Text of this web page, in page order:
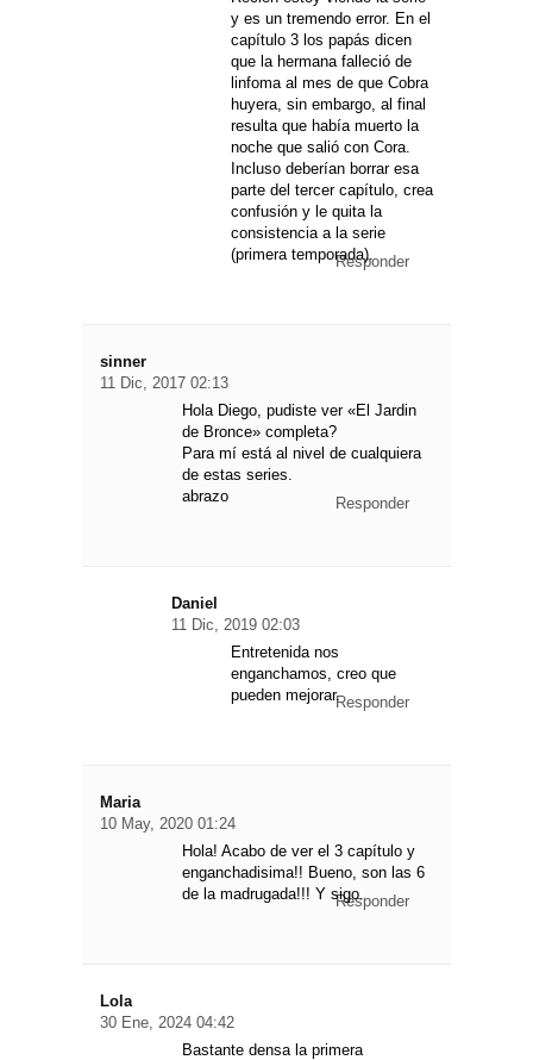
y es un tremendo error. En el
capítulo 3 los papás dicen
que la hermana falleció de
linfoma al mes de que Cobra
huyera, sin embargo, al final
resulta que había muerto la
noche que salió con Cora.
Incluso deberían borrar esa
parte del tercer capítulo, crea
confusión y le quita la
consistencia a la serie
(primera temporada).Responder
sinner
11 Dic, 2017 02:13
Hola Diego, pudiste ver «El Jardin
de Bronce» completa?
Para mí está al nivel de cualquiera
de estas series.
abrazo
Responder
Daniel
11 Dic, 2019 02:03
Entretenida nos
enganchamos, creo que
pueden mejorar.Responder
Maria
10 May, 2020 01:24
Hola! Acabo de ver el 3 capítulo y
enganchadisima!! Bueno, son las 6
de la madrugada!!! Y sigo.Responder
Lola
30 Ene, 2024 04:42
Bastante densa la primera